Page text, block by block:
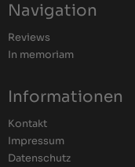
Navigation
Reviews
In memoriam
Informationen
Kontakt
Impressum
Datenschutz